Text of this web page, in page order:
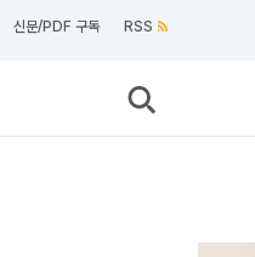
신문/PDF 구독 RSS